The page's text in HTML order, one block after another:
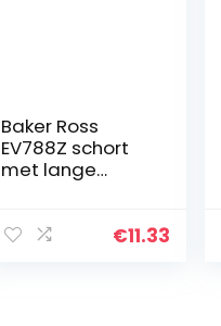
Baker Ross
EV788Z schort
met lange
afveegbare €11.33